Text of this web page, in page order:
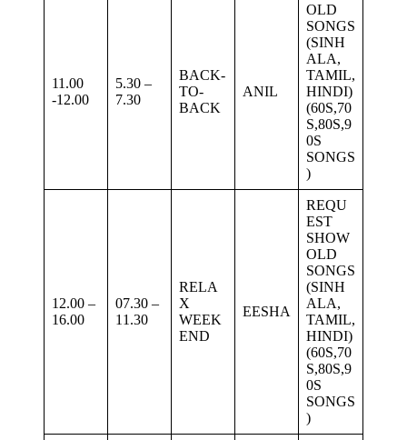
11.00
-12.00
5.30 –
7.30
BACK-
TO-
BACK
ANIL
OLD
SONGS
(SINH
ALA,
TAMIL,
HINDI)
(60S,70
S,80S,9
0S
SONGS
)
12.00 –
16.00
07.30 –
11.30
RELA
X
WEEK
END
EESHA
REQU
EST
SHOW
OLD
SONGS
(SINH
ALA,
TAMIL,
HINDI)
(60S,70
S,80S,9
0S
SONGS
)